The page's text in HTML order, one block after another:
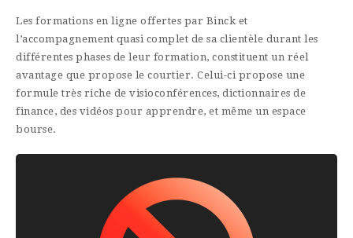
Les formations en ligne offertes par Binck et
l’accompagnement quasi complet de sa clientèle durant les
différentes phases de leur formation, constituent un réel
avantage que propose le courtier. Celui-ci propose une
formule très riche de visioconférences, dictionnaires de
finance, des vidéos pour apprendre, et même un espace
bourse.